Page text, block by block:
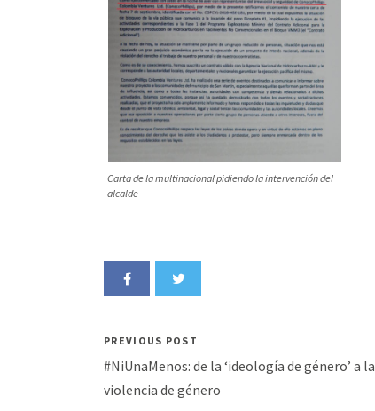
Carta de la multinacional pidiendo la intervención del
alcalde
PREVIOUS POST
#NiUnaMenos: de la ‘ideología de género’ a la
violencia de género